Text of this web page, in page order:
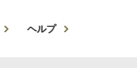
ヘルプ